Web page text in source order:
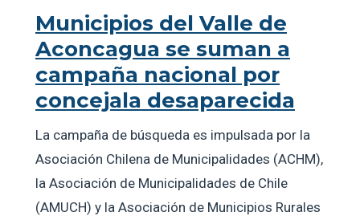
Municipios del Valle de
Aconcagua se suman a
campaña nacional por
concejala desaparecida
La campaña de búsqueda es impulsada por la
Asociación Chilena de Municipalidades (ACHM),
la Asociación de Municipalidades de Chile
(AMUCH) y la Asociación de Municipios Rurales